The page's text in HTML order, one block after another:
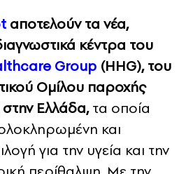
αποτελούν τα νέα,
κέντρα του
Group (HHG), του
Ομίλου παροχής
Ελλάδα,τα οποία
και
για την υγεία και την